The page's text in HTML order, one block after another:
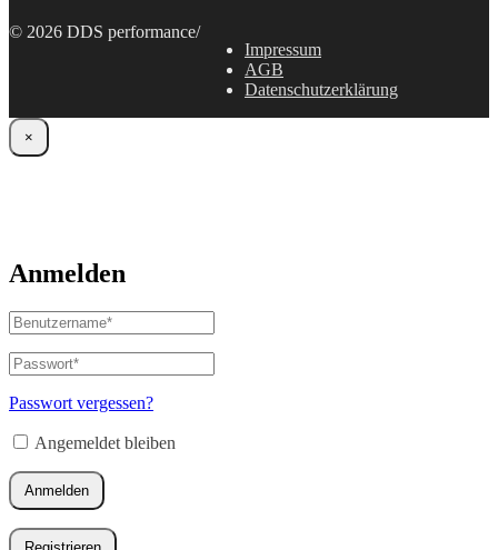
© 2026 DDS performance/
Impressum
AGB
Datenschutzerklärung
×
Anmelden
Benutzername
oder
E-
Mail-
Adresse*
Passwort*
Erforderlich
Passwort vergessen?
Angemeldet bleiben
Anmelden